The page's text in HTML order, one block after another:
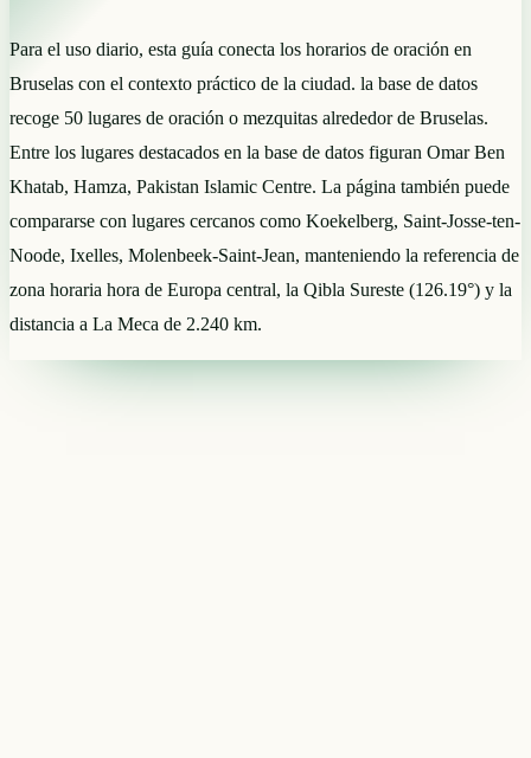
Para el uso diario, esta guía conecta los horarios de oración en
Bruselas con el contexto práctico de la ciudad. la base de datos
recoge 50 lugares de oración o mezquitas alrededor de Bruselas.
Entre los lugares destacados en la base de datos figuran Omar Ben
Khatab, Hamza, Pakistan Islamic Centre. La página también puede
compararse con lugares cercanos como Koekelberg, Saint-Josse-ten-
Noode, Ixelles, Molenbeek-Saint-Jean, manteniendo la referencia de
zona horaria hora de Europa central, la Qibla Sureste (126.19°) y la
distancia a La Meca de 2.240 km.